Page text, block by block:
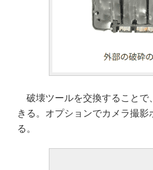
破壊ツールを交換することで
きる。オプションでカメラ撮
る。